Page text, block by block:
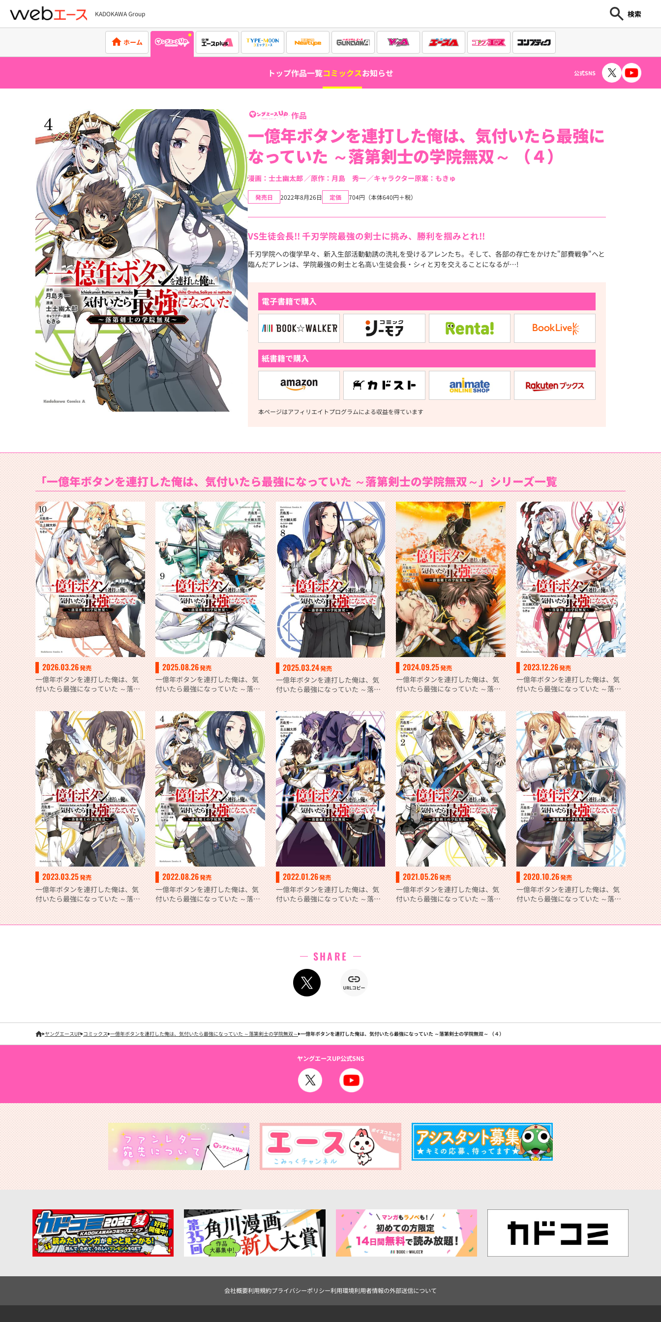
webエース
KADOKAWA Group 検索
ホーム
トップ作品一覧コミックスお知らせ 公式SNS
作品
一億年ボタンを連打した俺は、気付いたら最強に
なっていた ～落第剣士の学院無双～ （４）
漫画：士土幽太郎 原作：月島 秀一 キャラクター原案：もきゅ
発売日 2022年8月26日 定価 704円（本体640円＋税）
VS生徒会長!! 千刃学院最強の剣士に挑み、勝利を掴みとれ!!
千刃学院への復学早々、新入生部活動勧誘の洗礼を受けるアレンたち。そして、各部の存亡をかけた"部費戦争"へと
臨んだアレンは、学院最強の剣士と名高い生徒会長・シィと刃を交えることになるが…!
電子書籍で購入
紙書籍で購入
本ページはアフィリエイトプログラムによる収益を得ています
「一億年ボタンを連打した俺は、気付いたら最強になっていた ～落第剣士の学院無双～」シリーズ一覧
2026.03.26発売
一億年ボタンを連打した俺は、気
付いたら最強になっていた ～落第
2025.08.26発売
一億年ボタンを連打した俺は、気
付いたら最強になっていた ～落第
2025.03.24発売
一億年ボタンを連打した俺は、気
付いたら最強になっていた ～落第
2024.09.25発売
一億年ボタンを連打した俺は、気
付いたら最強になっていた ～落第
2023.12.26発売
一億年ボタンを連打した俺は、気
付いたら最強になっていた ～落第
2023.03.25発売
一億年ボタンを連打した俺は、気
付いたら最強になっていた ～落第
2022.08.26発売
一億年ボタンを連打した俺は、気
付いたら最強になっていた ～落第
2022.01.26発売
一億年ボタンを連打した俺は、気
付いたら最強になっていた ～落第
2021.05.26発売
一億年ボタンを連打した俺は、気
付いたら最強になっていた ～落第
2020.10.26発売
一億年ボタンを連打した俺は、気
付いたら最強になっていた ～落第
SHARE
ヤングエースUP コミックス 一億年ボタンを連打した俺は、気付いたら最強になっていた ～落第剣士の学院無双～ 一億年ボタンを連打した俺は、気付いたら最強になっていた ～落第剣士の学院無双～ （４）
ヤングエースUP公式SNS
会社概要利用規約プライバシーポリシー利用環境利用者情報の外部送信について